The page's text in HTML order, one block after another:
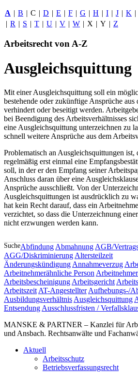
A | B | C | D | E | F | G | H | I | J | K |
| R | S | T | U | V | W | X | Y | Z
Arbeitsrecht von A-Z
Ausgleichsquittung
Mit einer Ausgleichsquittung soll ein
bestehende oder zukünftige Ansprüche
verhindert oder beseitigt werden.
bei Beendigung des Arbeitsverhältnisses
eine Ausgleichsquittung unterzeichnen zu
schnell weitere Ansprüche aus dem
Problematisch an Ausgleichsquittungen ist,
regelmäßig erst einmal eine
soll, in der er den Empfang seiner
Anschluss daran über eine
Ansprüche ausschließt. Von der
Ausgleichsquittungen ist ausdrücklich zu
hat kein Recht darauf, dass ein
verzichtet, so dass die Unterzeichnung
nicht erzwungen werden kann.
SucheAbfindung Abmahnung AGB/
AGG/Diskriminierung Altersteilzeit
Änderungskündigung Annahmeverzug
Arbeitnehmerähnliche Person
Arbeitsbescheinigung Arbeitsgericht
Arbeitszeit AT-Angestellter Aufhebungs-/
Ausbildungsverhältnis Ausgleichsquittung
Entsendung Ausschlussfristen /
MANSKE & PARTNER – Kanzlei für
und Ansbach. Rechtsanwälte und
Aktuell
Arbeitsschutz
Betriebsverfassungsrecht